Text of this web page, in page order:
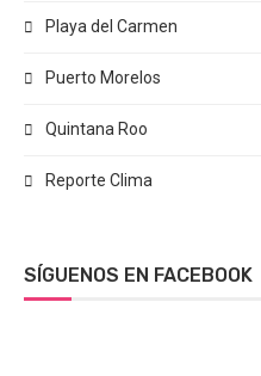
Playa del Carmen
Puerto Morelos
Quintana Roo
Reporte Clima
SÍGUENOS EN FACEBOOK